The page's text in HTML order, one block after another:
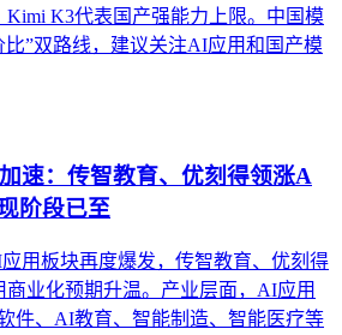
Kimi K3代表国产强能力上限。中国模
比”双路线，建议关注AI应用和国产模
速：传智教育、优刻得领涨A
阶段已至
用板块再度爆发，传智教育、优刻得
业化预期升温。产业层面，AI应用
件、AI教育、智能制造、智能医疗等